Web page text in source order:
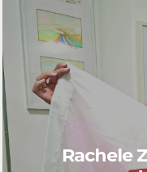
Rachele